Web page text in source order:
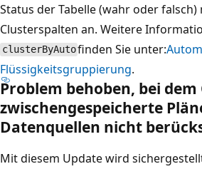
Status der Tabelle (wahr oder
Clusterspalten an. Weitere
clusterByAutofinden Sie unter:
Flüssigkeitsgruppierung.
Problem behoben, bei
zwischengespeicherte
Datenquellen nicht
Mit diesem Update wird